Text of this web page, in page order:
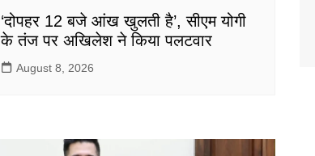
‘दोपहर 12 बजे आंख खुलती है’, सीएम योगी
के तंज पर अखिलेश ने किया पलटवार
August 8, 2026